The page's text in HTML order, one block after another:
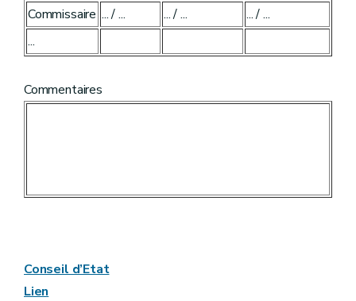
Commissaire ... / ... ... / ...
... / ...
...
Commentaires
Conseil d’Etat
Lien